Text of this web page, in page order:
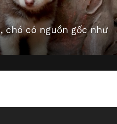
chó có nguồn gốc như